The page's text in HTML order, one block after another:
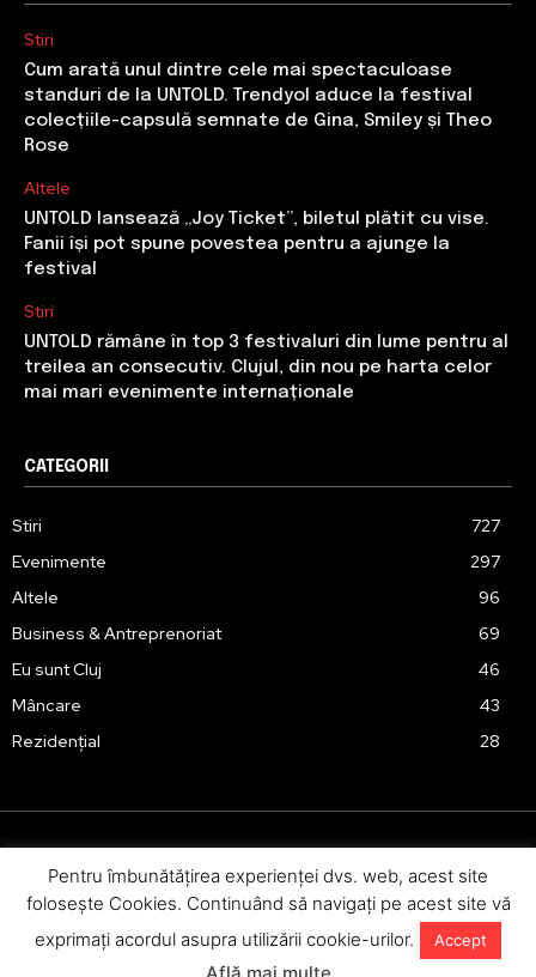
Stiri
Cum arată unul dintre cele mai spectaculoase
standuri de la UNTOLD. Trendyol aduce la festival
colecțiile-capsulă semnate de Gina, Smiley și Theo
Rose
Altele
UNTOLD lansează „Joy Ticket”, biletul plătit cu vise.
Fanii își pot spune povestea pentru a ajunge la
festival
Stiri
UNTOLD rămâne în top 3 festivaluri din lume pentru al
treilea an consecutiv. Clujul, din nou pe harta celor
mai mari evenimente internaționale
CATEGORII
Stiri
727
Evenimente
297
Altele
96
Business & Antreprenoriat
69
Eu sunt Cluj
46
Mâncare
43
Rezidențial
28
Urmărește-ne în social media:
Pentru îmbunătăţirea experienţei dvs. web, acest site
foloseşte Cookies. Continuând să navigaţi pe acest site vă
exprimaţi acordul asupra utilizării cookie-urilor.
Accept